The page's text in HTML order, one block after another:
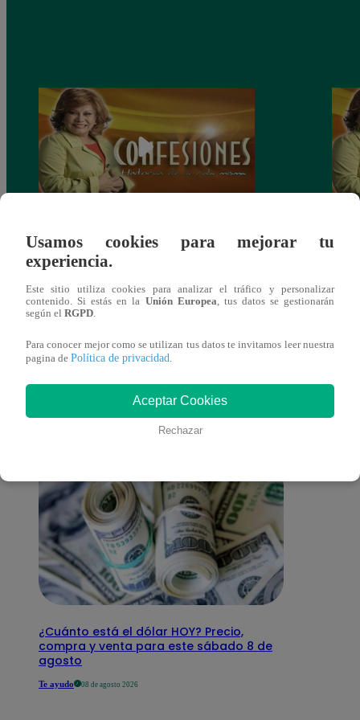
Confesiones: “La Herencia” – capítulo del
Domingo 01 de junio
También te puede
interesar
¿Cuánto está el dólar HOY? Precio,
compra y venta para este sábado 8 de
agosto
Te ayudo 08 de agosto 2026
Usamos cookies para mejorar tu
experiencia.
Este sitio utiliza cookies para analizar el tráfico y personalizar
contenido. Si estás en la Unión Europea, tus datos se gestionarán
según el RGPD.
Para conocer mejor como se utilizan tus datos te invitamos leer nuestra
pagina de Política de privacidad.
Aceptar Cookies
Rechazar